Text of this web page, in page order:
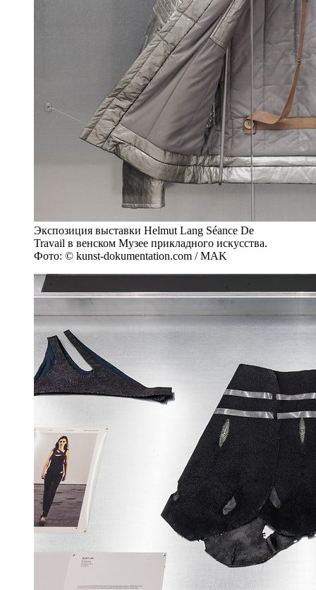
Экспозиция выставки Helmut Lang Séance De
Travail в венском Музее прикладного искусства.
Фото: © kunst-dokumentation.com / MAK